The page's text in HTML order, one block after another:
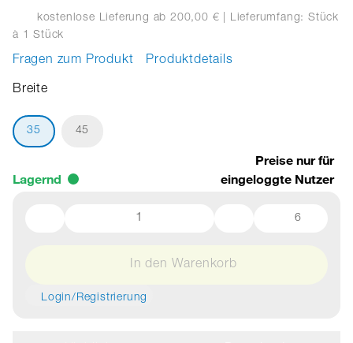
kostenlose Lieferung ab 200,00 € | Lieferumfang: Stück
à 1 Stück
Fragen zum Produkt Produktdetails
Breite
35 45
Lagernd
Preise nur für
eingeloggte Nutzer
6
In den Warenkorb
Login/Registrierung